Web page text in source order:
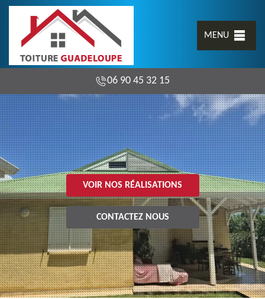
MENU
06 90 45 32 15
VOIR NOS RÉALISATIONS
CONTACTEZ NOUS